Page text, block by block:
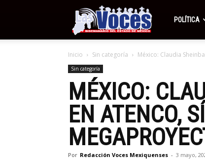
Periódico
Las
Voces
POLÍTICA
Inicio Sin categoría México: Claudia
Sin categoría
MÉXICO:
EN ATENCO,
Por Redacción Voces Mexiquenses - 3 mayo,